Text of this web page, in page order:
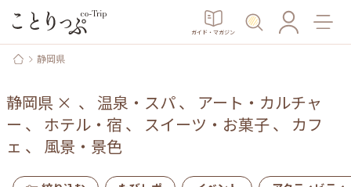
ガイド・マガジン
静岡県
静岡県 × 、 温泉・スパ、 アート・カルチャ
ー 、 ホテル・宿 、 スイーツ・お菓子、 カフ
ェ 、 風景・景色